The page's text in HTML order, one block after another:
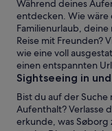
Während deines
entdecken. Wie wäre
Familienurlaub,
Reise mit Freunden?
wie eine voll
einen entspannten
Sightseeing in
Bist du auf der
Aufenthalt? Verlasse
erkunde, was Søborg